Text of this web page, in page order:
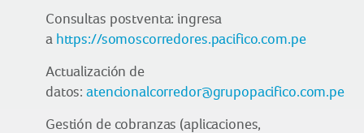
Consultas postventa: ingresa
a https://somoscorredores.pacifico.com.pe
Actualización de
datos:atencionalcorredor@grupopacifico.com.pe
Gestión de cobranzas (aplicaciones,